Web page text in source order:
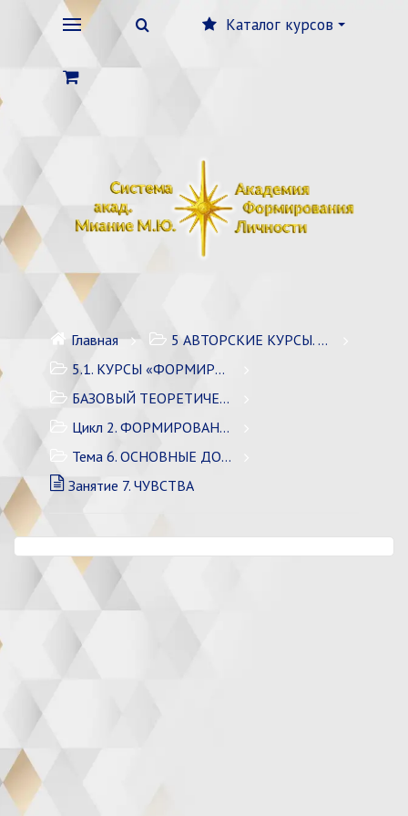
Каталог курсов
Главная
5 АВТОРСКИЕ КУРСЫ. ЛИЧНОСТНЫЙ РОСТ
5.1. КУРСЫ «ФОРМИРОВАНИЕ ЛИЧНОСТИ» / 7 курсов
БАЗОВЫЙ ТЕОРЕТИЧЕСКИЙ КУРС
Цикл 2. ФОРМИРОВАНИЕ ЛИЧНОСТИ
Тема 6. ОСНОВНЫЕ ДОСТОИНСТВА
Занятие 7. ЧУВСТВА